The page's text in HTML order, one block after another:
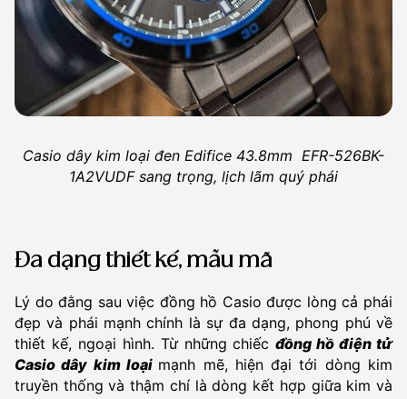
Casio dây kim loại đen Edifice 43.8mm EFR-526BK-
1A2VUDF sang trọng, lịch lãm quý phái
Đa dạng thiết kế, mẫu mã
Lý do đằng sau việc đồng hồ Casio được lòng cả phái
đẹp và phái mạnh chính là sự đa dạng, phong phú về
thiết kế, ngoại hình. Từ những chiếcđồng hồ điện tử
Casio dây kim loại mạnh mẽ, hiện đại tới dòng kim
truyền thống và thậm chí là dòng kết hợp giữa kim và